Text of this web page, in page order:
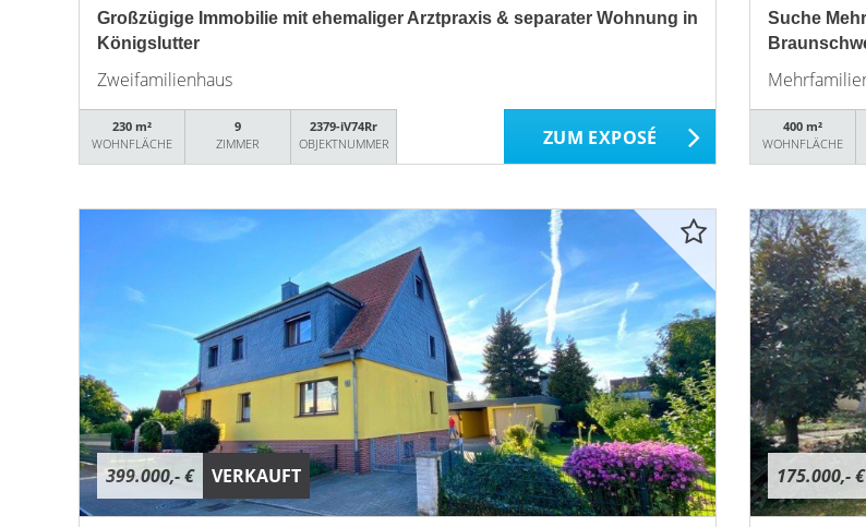
Großzügige Immobilie mit ehemaliger Arztpraxis & separater Wohnung in
Königslutter
Zweifamilienhaus
230 m²
WOHNFLÄCHE
9
ZIMMER
2379-iV74Rr
OBJEKTNUMMER
ZUM EXPOSÉ
Suche
400 m²
WOHNFLÄCHE
399.000,- € VERKAUFT 175.000,- €